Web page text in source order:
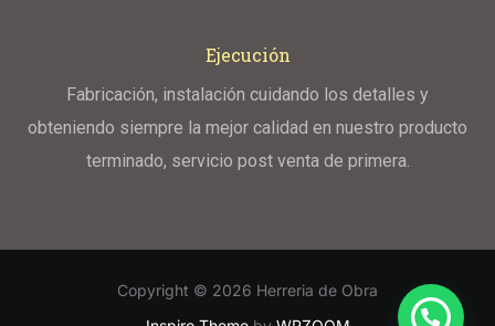
Ejecución
Fabricación, instalación cuidando los detalles y
obteniendo siempre la mejor calidad en nuestro producto
terminado, servicio post venta de primera.
Copyright © 2026 Herreria de Obra